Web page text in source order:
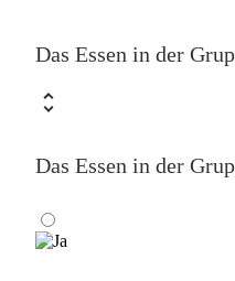
Das Essen in der
Das Essen in der